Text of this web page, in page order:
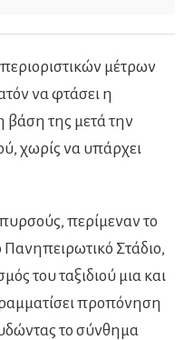
μέτρων
να φτάσει η
βάση της μετά την
χωρίς να υπάρχει
περίμεναν το
Στάδιο,
του ταξιδιού μια και
προπόνηση
το σύνθημα